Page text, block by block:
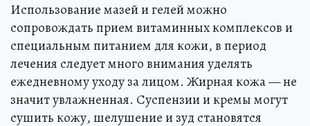
Использование мазей и гелей можно
сопровождать прием витаминных комплексов и
специальным питанием для кожи, в период
лечения следует много внимания уделять
ежедневному уходу за лицом. Жирная кожа — не
значит увлажненная. Суспензии и кремы могут
сушить кожу, шелушение и зуд становятся